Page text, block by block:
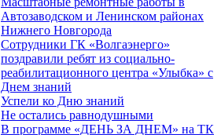
Автозаводском и Ленинском районах
Нижнего Новгорода
Сотрудники ГК «Волгаэнерго»
поздравили ребят из социально-
реабилитационного центра «Улыбка» с
Днем знаний
Успели ко Дню знаний
Не остались равнодушными
В программе «ДЕНЬ ЗА ДНЕМ» на ТК